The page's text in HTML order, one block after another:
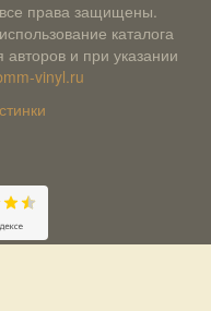
права защищены.
каталога
и при указании
vinyl.ru